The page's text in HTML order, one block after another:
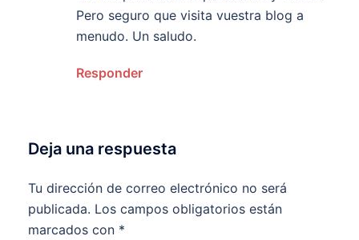
Pero seguro que visita vuestra blog a
menudo. Un saludo.
Responder
Deja una respuesta
Tu dirección de correo electrónico no será
publicada. Los campos obligatorios están
marcados con *